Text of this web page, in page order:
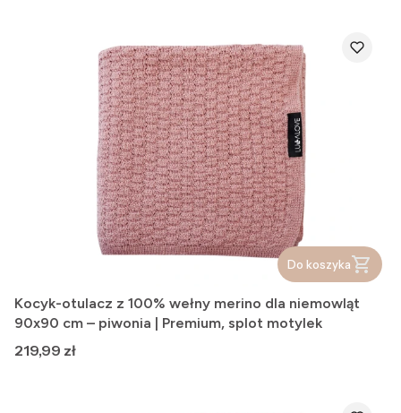
Do koszyka
Kocyk-otulacz z 100% wełny merino dla niemowląt
90x90 cm – piwonia | Premium, splot motylek
Cena
219,99 zł